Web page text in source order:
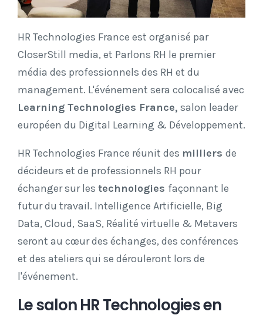
HR Technologies France est organisé par
CloserStill media, et Parlons RH le premier
média des professionnels des RH et du
management. L'événement sera colocalisé avec
Learning Technologies France, salon leader
européen du Digital Learning & Développement.
HR Technologies France réunit des milliers de
décideurs et de professionnels RH pour
échanger sur les technologies façonnant le
futur du travail. Intelligence Artificielle, Big
Data, Cloud, SaaS, Réalité virtuelle & Metavers
seront au cœur des échanges, des conférences
et des ateliers qui se dérouleront lors de
l'événement.
Le salon HR Technologies en